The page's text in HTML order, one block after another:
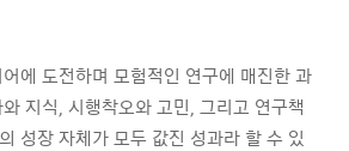
에 도전하며 모험적인 연구에 매진한 과
지식, 시행착오와 고민, 그리고 연구책
성장 자체가 모두 값진 성과라 할 수 있